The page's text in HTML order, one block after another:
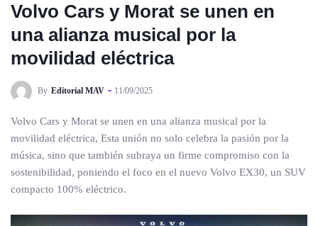
Volvo Cars y Morat se unen en
una alianza musical por la
movilidad eléctrica
By Editorial MAV 11/09/2025
Volvo Cars y Morat se unen en una alianza musical por la
movilidad eléctrica, Esta unión no solo celebra la pasión por la
música, sino que también subraya un firme compromiso con la
sostenibilidad, poniendo el foco en el nuevo Volvo EX30, un SUV
compacto 100% eléctrico.